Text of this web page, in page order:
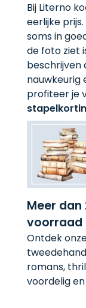
Bij Literno
eerlijke
soms in
de foto ziet
beschrijven
nauwkeurig
profiteer je
Meer
voorraad
Ontdek
romans,
voordelig